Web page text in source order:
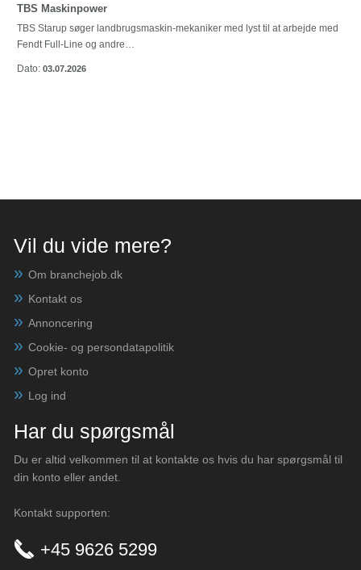
TBS Maskinpower
TBS Starup søger landbrugsmaskin-mekaniker med lyst til at arbejde med
Fendt Full-Line og andre…
Dato: 03.07.2026
Vil du vide mere?
Om branchejob.dk
Kontakt os
Annoncering
Cookie- og persondatapolitik
Opret konto
Log ind
Har du spørgsmål
Du er altid velkommen til at kontakte os hvis du har spørgsmål til
din konto eller andet.
Kontakt supporten:
+45 9626 5299